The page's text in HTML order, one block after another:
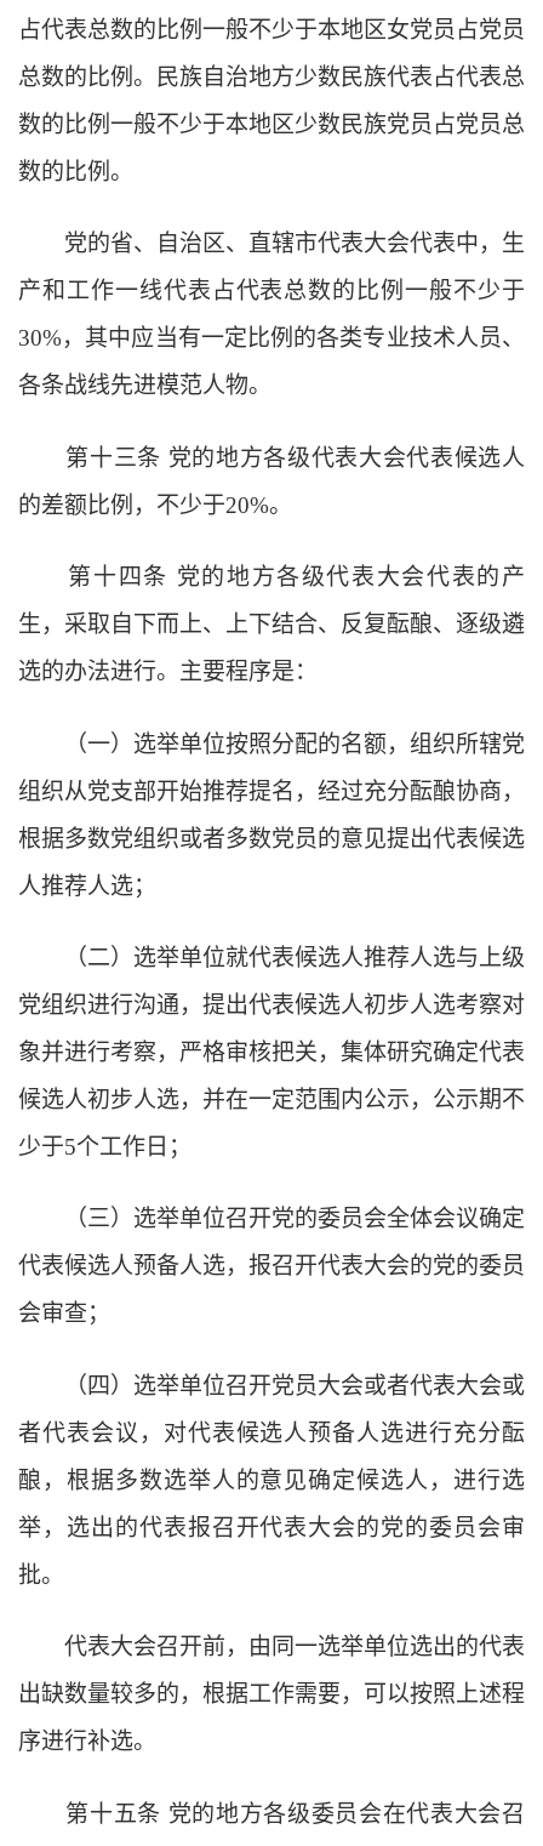
占代表总数的比例一般不少于本地区女党员占党员
总数的比例。民族自治地方少数民族代表占代表总
数的比例一般不少于本地区少数民族党员占党员总
数的比例。
党的省、自治区、直辖市代表大会代表中，生
产和工作一线代表占代表总数的比例一般不少于
30%，其中应当有一定比例的各类专业技术人员、
各条战线先进模范人物。
第十三条 党的地方各级代表大会代表候选人
的差额比例，不少于20%。
第十四条 党的地方各级代表大会代表的产
生，采取自下而上、上下结合、反复酝酿、逐级遴
选的办法进行。主要程序是：
（一）选举单位按照分配的名额，组织所辖党
组织从党支部开始推荐提名，经过充分酝酿协商，
根据多数党组织或者多数党员的意见提出代表候选
人推荐人选；
（二）选举单位就代表候选人推荐人选与上级
党组织进行沟通，提出代表候选人初步人选考察对
象并进行考察，严格审核把关，集体研究确定代表
候选人初步人选，并在一定范围内公示，公示期不
少于5个工作日；
（三）选举单位召开党的委员会全体会议确定
代表候选人预备人选，报召开代表大会的党的委员
会审查；
（四）选举单位召开党员大会或者代表大会或
者代表会议，对代表候选人预备人选进行充分酝
酿，根据多数选举人的意见确定候选人，进行选
举，选出的代表报召开代表大会的党的委员会审
批。
代表大会召开前，由同一选举单位选出的代表
出缺数量较多的，根据工作需要，可以按照上述程
序进行补选。
第十五条 党的地方各级委员会在代表大会召